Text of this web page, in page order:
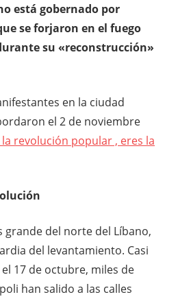
está gobernado por
se forjaron en el fuego
su «reconstrucción»
en la ciudad
el 2 de noviembre
revolución popular , eres la
grande del norte del Líbano,
del levantamiento. Casi
17 de octubre, miles de
han salido a las calles